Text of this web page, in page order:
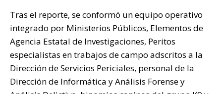
Tras el reporte, se conformó un equipo operativo
integrado por Ministerios Públicos, Elementos de
Agencia Estatal de Investigaciones, Peritos
especialistas en trabajos de campo adscritos a la
Dirección de Servicios Periciales, personal de la
Dirección de Informática y Análisis Forense y